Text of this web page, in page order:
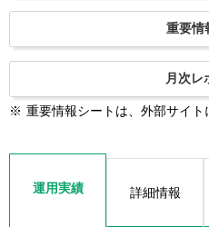
重要
月次レ
※ 重要情報シートは、外部サイト
運用実績 詳細情報